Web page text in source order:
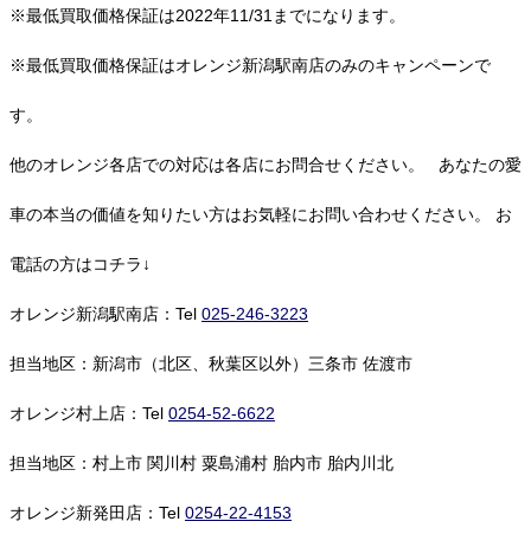
※最低買取価格保証は2022年11/31までになります。
※最低買取価格保証はオレンジ新潟駅南店のみのキャンペーンで
す。
他のオレンジ各店での対応は各店にお問合せください。 あなたの愛
車の本当の価値を知りたい方はお気軽にお問い合わせください。 お
電話の方はコチラ↓
オレンジ新潟駅南店：Tel 025-246-3223
担当地区：新潟市（北区、秋葉区以外）三条市 佐渡市
オレンジ村上店：Tel 0254-52-6622
担当地区：村上市 関川村 粟島浦村 胎内市 胎内川北
オレンジ新発田店：Tel 0254-22-4153